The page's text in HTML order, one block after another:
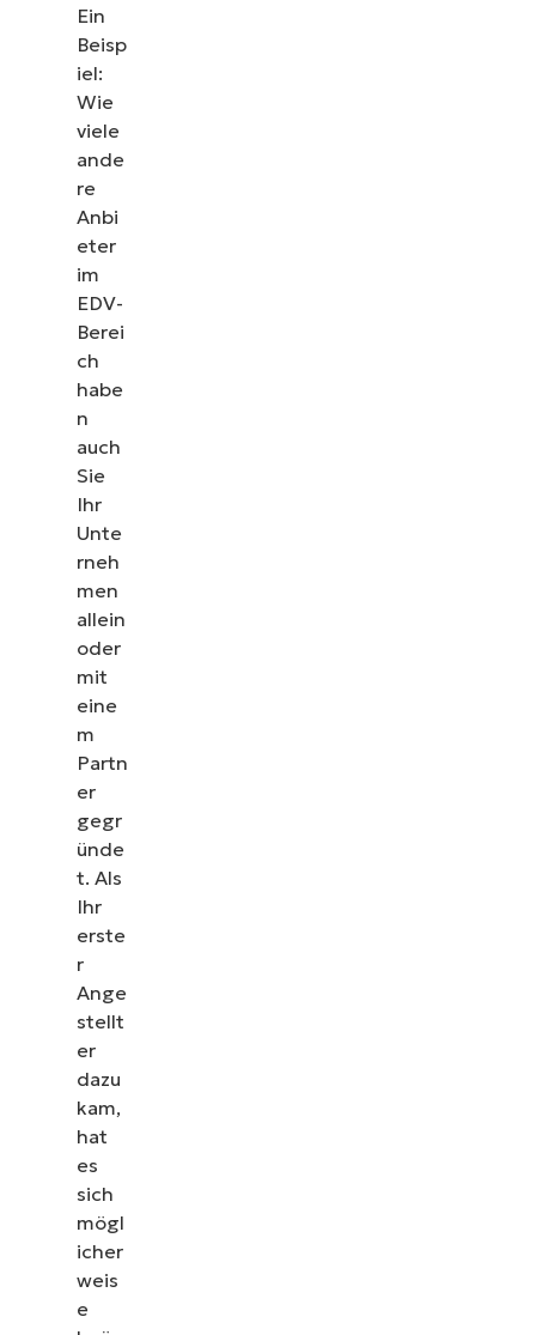
Ein
Beisp
iel:
Wie
viele
ande
re
Anbi
eter
im
EDV-
Berei
ch
habe
n
auch
Sie
Ihr
Unte
rneh
men
allein
oder
mit
eine
m
Partn
er
gegr
ünde
t. Als
Ihr
erste
r
Ange
stellt
er
dazu
kam,
hat
es
sich
mögl
icher
weis
e